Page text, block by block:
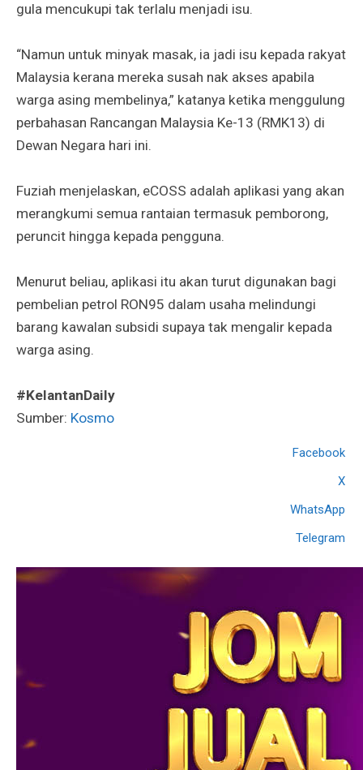
gula mencukupi tak terlalu menjadi isu.
“Namun untuk minyak masak, ia jadi isu kepada rakyat
Malaysia kerana mereka susah nak akses apabila
warga asing membelinya,” katanya ketika menggulung
perbahasan Rancangan Malaysia Ke-13 (RMK13) di
Dewan Negara hari ini.
Fuziah menjelaskan, eCOSS adalah aplikasi yang akan
merangkumi semua rantaian termasuk pemborong,
peruncit hingga kepada pengguna.
Menurut beliau, aplikasi itu akan turut digunakan bagi
pembelian petrol RON95 dalam usaha melindungi
barang kawalan subsidi supaya tak mengalir kepada
warga asing.
#KelantanDaily
Sumber: Kosmo
Facebook
X
WhatsApp
Telegram